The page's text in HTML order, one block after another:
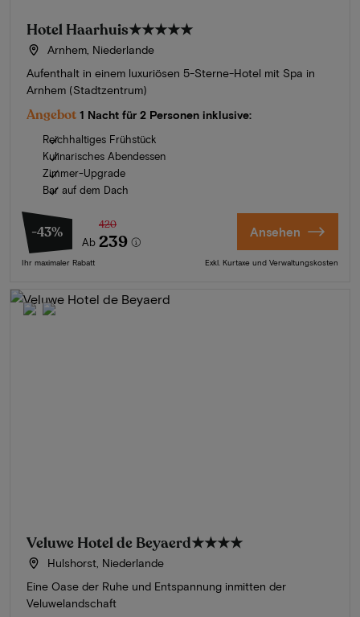
Hotel Haarhuis★★★★★
Arnhem, Niederlande
Aufenthalt in einem luxuriösen 5-Sterne-Hotel mit Spa in
Arnhem (Stadtzentrum)
Angebot 1 Nacht für 2 Personen inklusive:
Reichhaltiges Frühstück
Kulinarisches Abendessen
Zimmer-Upgrade
Bar auf dem Dach
-43%
Ab
420
239
Ihr maximaler Rabatt
Ansehen
Exkl. Kurtaxe und Verwaltungskosten
Veluwe Hotel de Beyaerd★★★★
Hulshorst, Niederlande
Eine Oase der Ruhe und Entspannung inmitten der
Veluwelandschaft